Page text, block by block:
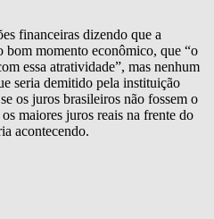
financeiras dizendo que a
bom momento econômico, que “o
essa atratividade”, mas nenhum
seria demitido pela instituição
os juros brasileiros não fossem o
maiores juros reais na frente do
acontecendo.